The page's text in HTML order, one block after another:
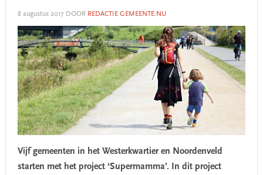
8 augustus 2017 DOOR REDACTIE GEMEENTE.NU
Vijf gemeenten in het Westerkwartier en Noordenveld
starten met het project ‘Supermamma’. In dit project